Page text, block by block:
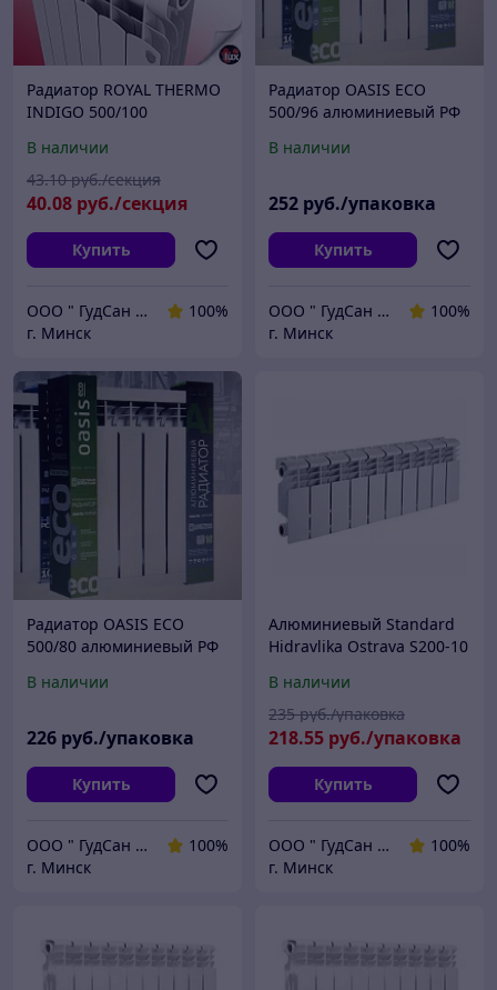
Радиатор ROYAL THERMO
INDIGO 500/100
)В наличии
40.08 руб./секция
43.10 руб./секция
Купить
ООО " ГудСан " сантехника, отопление
100%
г. Минск
Радиатор OASIS ECO
500/96 алюминиевый РФ
В наличии
252 руб./упаковка
Купить
ООО " ГудСан " сантехника, отопление
100%
г. Минск
Радиатор OASIS ECO
500/80 алюминиевый РФ
В наличии
226 руб./упаковка
Купить
ООО " ГудСан " сантехника, отопление
100%
г. Минск
Алюминиевый Standard
Hidravlika Ostrava S200-10
В наличии
218.55 руб./упаковка
235 руб./упаковка
Купить
ООО " ГудСан " сантехника, отопление
100%
г. Минск